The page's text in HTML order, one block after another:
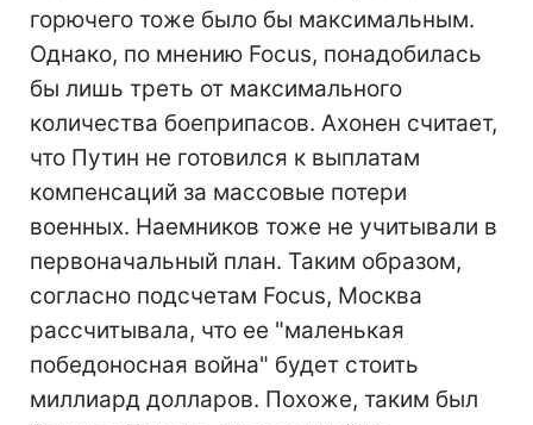
горючего тоже было бы максимальным.
Однако, по мнению Focus, понадобилась
бы лишь треть от максимального
количества боеприпасов. Ахонен считает,
что Путин не готовился к выплатам
компенсаций за массовые потери
военных. Наемников тоже не учитывали в
первоначальный план. Таким образом,
согласно подсчетам Focus, Москва
рассчитывала, что ее "маленькая
победоносная война" будет стоить
миллиард долларов. Похоже, таким был